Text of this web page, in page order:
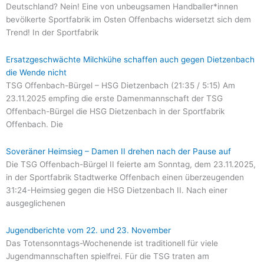
Deutschland? Nein! Eine von unbeugsamen Handballer*innen
bevölkerte Sportfabrik im Osten Offenbachs widersetzt sich dem
Trend! In der Sportfabrik
Ersatzgeschwächte Milchkühe schaffen auch gegen Dietzenbach
die Wende nicht
TSG Offenbach-Bürgel – HSG Dietzenbach (21:35 / 5:15) Am
23.11.2025 empfing die erste Damenmannschaft der TSG
Offenbach-Bürgel die HSG Dietzenbach in der Sportfabrik
Offenbach. Die
Soveräner Heimsieg – Damen II drehen nach der Pause auf
Die TSG Offenbach-Bürgel II feierte am Sonntag, dem 23.11.2025,
in der Sportfabrik Stadtwerke Offenbach einen überzeugenden
31:24-Heimsieg gegen die HSG Dietzenbach II. Nach einer
ausgeglichenen
Jugendberichte vom 22. und 23. November
Das Totensonntags-Wochenende ist traditionell für viele
Jugendmannschaften spielfrei. Für die TSG traten am